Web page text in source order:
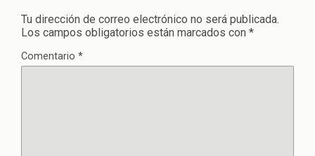
Tu dirección de correo electrónico no será publicada.
Los campos obligatorios están marcados con *
Comentario *